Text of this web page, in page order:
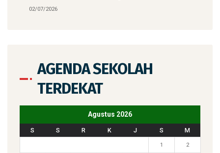
02/07/2026
AGENDA SEKOLAH
TERDEKAT
Agustus 2026
S S R K J S M
1 2